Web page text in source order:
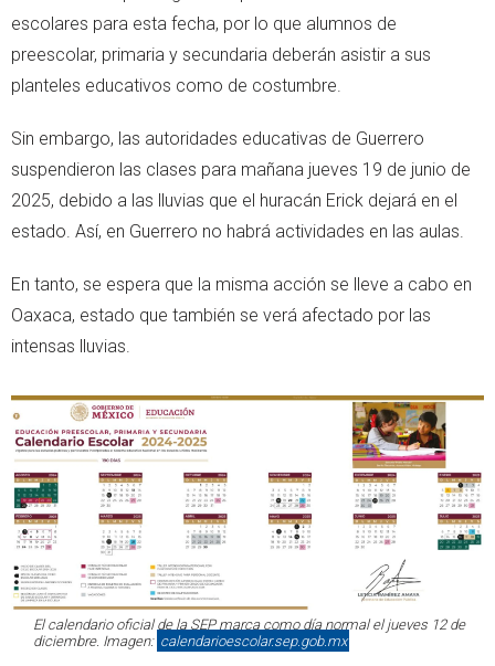
escolares para esta fecha, por lo que alumnos de
preescolar, primaria y secundaria deberán asistir a sus
planteles educativos como de costumbre.
Sin embargo, las autoridades educativas de Guerrero
suspendieron las clases para mañana jueves 19 de junio de
2025, debido a las lluvias que el huracán Erick dejará en el
estado. Así, en Guerrero no habrá actividades en las aulas.
En tanto, se espera que la misma acción se lleve a cabo en
Oaxaca, estado que también se verá afectado por las
intensas lluvias.
El calendario oficial de la SEP marca como día normal el jueves 12 de
diciembre. Imagen: calendarioescolar.sep.gob.mx